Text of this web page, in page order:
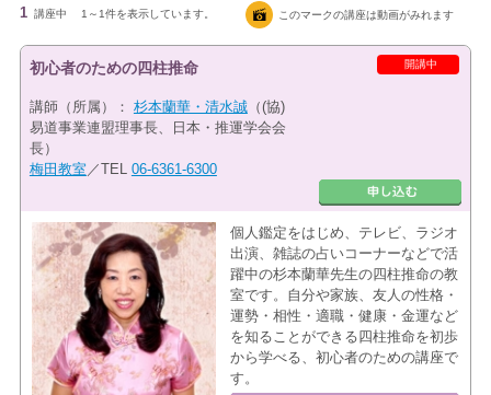
1 講座中 1～1件を表示しています。 このマークの講座は動画がみれます
開講中
初心者のための四柱推命
講師（所属）： 杉本蘭華・清水誠（(協)
易道事業連盟理事長、日本・推運学会会
長）
梅田教室 ／TEL 06-6361-6300
個人鑑定をはじめ、テレビ、ラジオ
出演、雑誌の占いコーナーなどで活
躍中の杉本蘭華先生の四柱推命の教
室です。自分や家族、友人の性格・
運勢・相性・適職・健康・金運など
を知ることができる四柱推命を初歩
から学べる、初心者のための講座で
す。